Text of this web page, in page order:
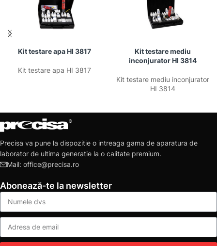
Kit testare apa HI 3817
Kit testare apa HI 3817
Kit testare mediu
inconjurator HI 3814
Kit testare mediu inconjurator
HI 3814
Precisa va pune la dispozitie o intreaga gama de aparatura de
laborator de ultima generatie la o calitate premium.
Mail: office@precisa.ro
Abonează-te la newsletter